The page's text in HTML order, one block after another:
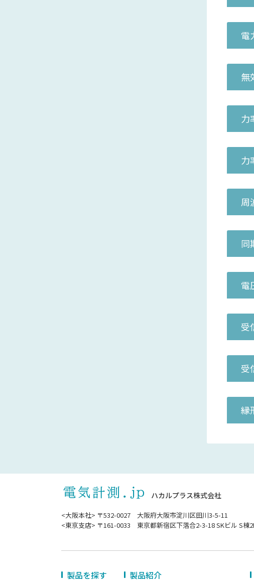
電
無
力
力
周
同
電
受
受
縁
製品を探す 製品紹介
ハカルプラス株式会社
<大阪本社> 〒532-0027 大阪府大阪市淀川区田川3-5-11
<東京支店> 〒161-0033 東京都新宿区下落合2-3-18 SKビル S棟